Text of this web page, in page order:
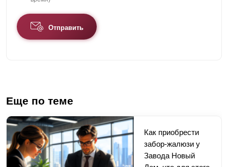
Отправить
Еще по теме
Как приобрести
забор-жалюзи у
Завода Новый